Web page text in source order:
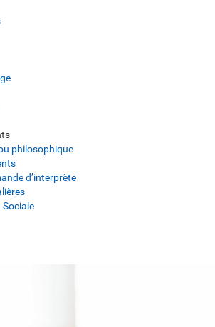
philosophique
d’interprète
Sociale